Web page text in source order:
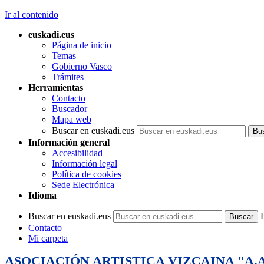
Ir al contenido
euskadi.eus
Página de inicio
Temas
Gobierno Vasco
Trámites
Herramientas
Contacto
Buscador
Mapa web
Buscar en euskadi.eus
Información general
Accesibilidad
Información legal
Política de cookies
Sede Electrónica
Idioma
Buscar en euskadi.eus
Contacto
Mi carpeta
ASOCIACIÓN ARTISTICA VIZCAINA